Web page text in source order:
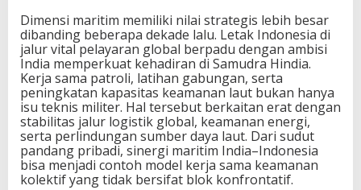
Dimensi maritim memiliki nilai strategis lebih besar
dibanding beberapa dekade lalu. Letak Indonesia di
jalur vital pelayaran global berpadu dengan ambisi
India memperkuat kehadiran di Samudra Hindia.
Kerja sama patroli, latihan gabungan, serta
peningkatan kapasitas keamanan laut bukan hanya
isu teknis militer. Hal tersebut berkaitan erat dengan
stabilitas jalur logistik global, keamanan energi,
serta perlindungan sumber daya laut. Dari sudut
pandang pribadi, sinergi maritim India–Indonesia
bisa menjadi contoh model kerja sama keamanan
kolektif yang tidak bersifat blok konfrontatif.